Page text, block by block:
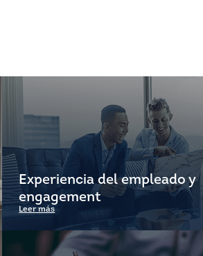
Experiencia del empleado y
engagement
Leer más